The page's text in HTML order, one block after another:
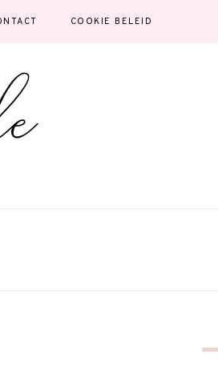
COOKIE BELEID